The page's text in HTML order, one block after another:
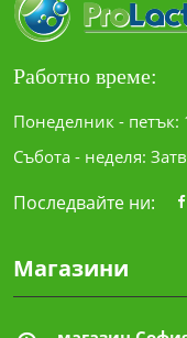
Работно време:
Понеделник - петък:
Събота - неделя:
Последвайте ни:
Магазини